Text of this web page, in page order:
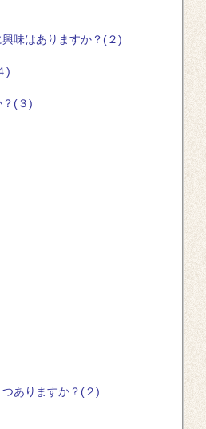
味はありますか？(２)
)
(３)
ありますか？(２)